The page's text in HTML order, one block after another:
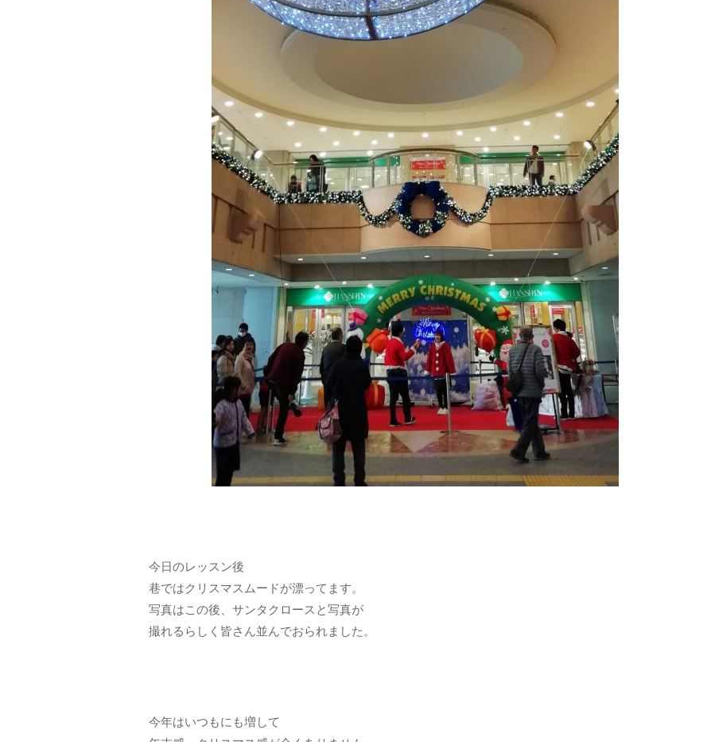
今日のレッスン後
巷ではクリスマスムードが漂ってます。
写真はこの後、サンタクロースと写真が
撮れるらしく皆さん並んでおられました。
今年はいつもにも増して